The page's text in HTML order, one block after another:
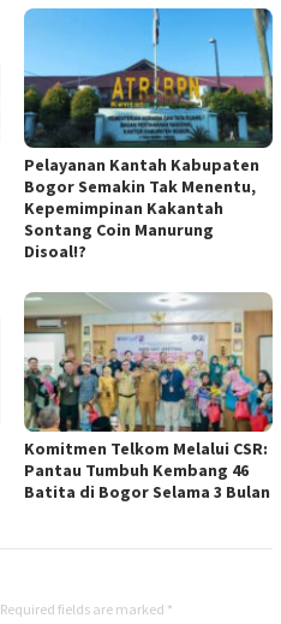
Pelayanan Kantah Kabupaten
Bogor Semakin Tak Menentu,
Kepemimpinan Kakantah
Sontang Coin Manurung
Disoal!?
Komitmen Telkom Melalui CSR:
Pantau Tumbuh Kembang 46
Batita di Bogor Selama 3 Bulan
Required fields are marked *